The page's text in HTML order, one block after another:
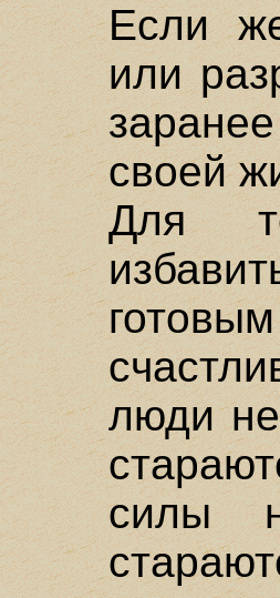
Если
или
своей
Для
люди
силы